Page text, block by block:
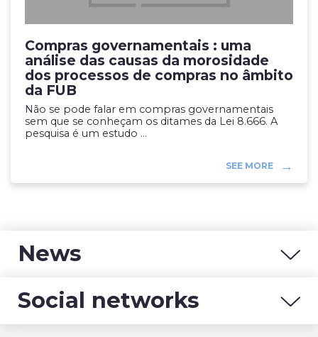
Compras governamentais : uma
análise das causas da morosidade
dos processos de compras no âmbito
da FUB
Não se pode falar em compras governamentais
sem que se conheçam os ditames da Lei 8.666. A
pesquisa é um estudo ...
SEE MORE
News
Social networks